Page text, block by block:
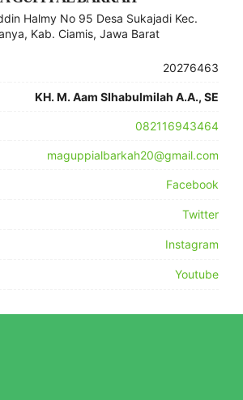
Halmy No 95 Desa Sukajadi Kec.
Kab. Ciamis, Jawa Barat
20276463
KH. M. Aam SIhabulmilah A.A., SE
082116943464
maguppialbarkah20@gmail.com
Facebook
Twitter
Instagram
Youtube